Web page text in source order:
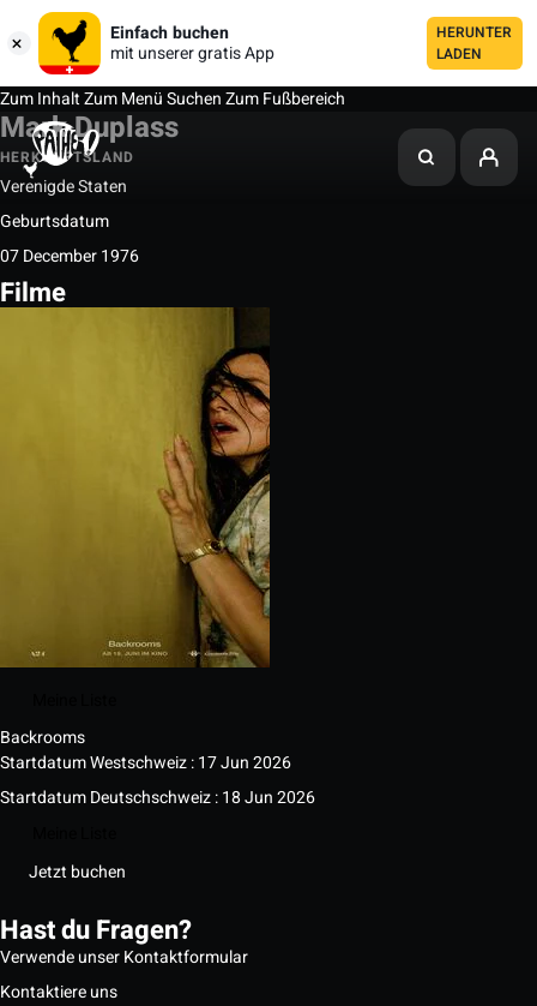
Einfach buchen
mit unserer gratis App
HERUNTER
LADEN
Zum InhaltZum MenüSuchenZum Fußbereich
Mark Duplass
HERKUNFTSLAND
Verenigde Staten
Geburtsdatum
07 December 1976
Filme
Backrooms
Startdatum Westschweiz : 17 Jun 2026
Startdatum Deutschschweiz : 18 Jun 2026
Jetzt buchen
Hast du Fragen?
Verwende unser Kontaktformular
Kontaktiere uns